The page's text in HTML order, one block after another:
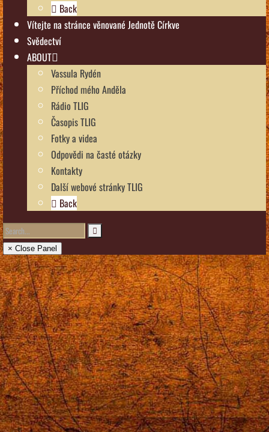
Back
Vítejte na stránce věnované Jednotě Církve
Svědectví
ABOUT
Vassula Rydén
Příchod mého Anděla
Rádio TLIG
Časopis TLIG
Fotky a videa
Odpovědi na časté otázky
Kontakty
Další webové stránky TLIG
Back
× Close Panel